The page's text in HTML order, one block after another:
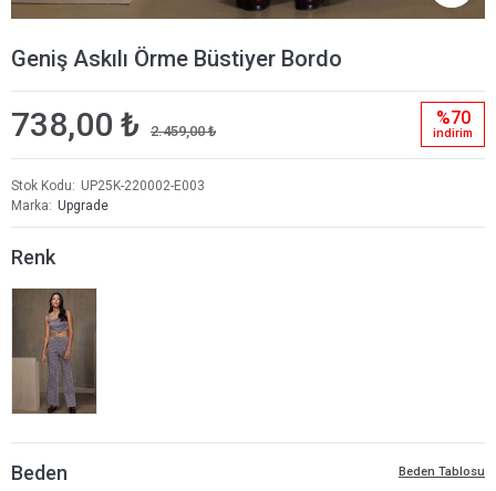
Geniş Askılı Örme Büstiyer Bordo
738,00 ₺ 2.459,00 ₺
%70
i̇ndi̇ri̇m
Stok Kodu
UP25K-220002-E003
Marka
Upgrade
Renk
Beden Tablosu
Beden